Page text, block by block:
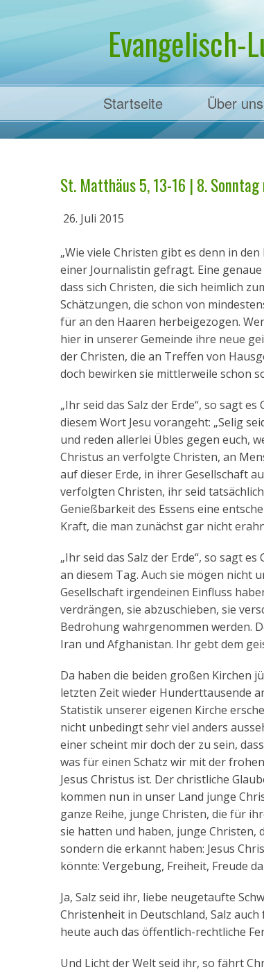
Startseite
Über uns
Pfarrer
St. Matthäus 5, 13-16 | 8.
26. Juli 2015
„Wie viele Christen gibt es denn in
einer Journalistin gefragt. Eine
dass sich Christen, die sich heimlich
Schätzungen, die schon von
für an den Haaren herbeigezogen.
hier in unserer Gemeinde ihre neue
der Christen, die an Treffen von
doch bewirken sie mittlerweile schon
„Ihr seid das Salz der Erde“, so sagt
diesem Wort Jesu vorangeht: „Selig
und reden allerlei Übles gegen euch,
Christus an verfolgte Christen, an
auf dieser Erde, in ihrer Gesellschaft
verfolgten Christen, ihr seid
Genießbarkeit des Essens eine
Kraft, die man zunächst gar nicht
„Ihr seid das Salz der Erde“, so sagt
an diesem Tag. Auch sie mögen nicht
Gesellschaft irgendeinen Einfluss
verdrängen, sie abzuschieben, sie
Bedrohung wahrgenommen werden.
Iran und Afghanistan. Ihr gebt dem
Da haben die beiden großen Kirchen
letzten Zeit wieder Hunderttausende
Statistik unserer eigenen Kirche
nicht unbedingt sehr viel anders
einer scheint mir doch der zu sein,
was für einen Schatz wir mit der
Jesus Christus ist. Der christliche
kommen nun in unser Land junge
ganze Reihe, junge Christen, die für
sie hatten und haben, junge Christen,
sondern die erkannt haben: Jesus
könnte: Vergebung, Freiheit, Freude
Ja, Salz seid ihr, liebe neugetaufte
Christenheit in Deutschland, Salz auch
heute auch das öffentlich-rechtliche
Und Licht der Welt seid ihr, so fährt